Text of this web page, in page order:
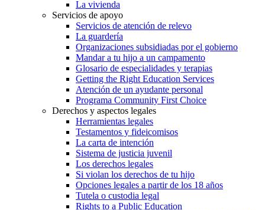
La vivienda
Servicios de apoyo
Servicios de atención de relevo
La guardería
Organizaciones subsidiadas por el gobierno
Mandar a tu hijo a un campamento
Glosario de especialidades y terapias
Getting the Right Education Services
Atención de un ayudante personal
Programa Community First Choice
Derechos y aspectos legales
Herramientas legales
Testamentos y fideicomisos
La carta de intención
Sistema de justicia juvenil
Los derechos legales
Si violan los derechos de tu hijo
Opciones legales a partir de los 18 años
Tutela o custodia legal
Rights to a Public Education